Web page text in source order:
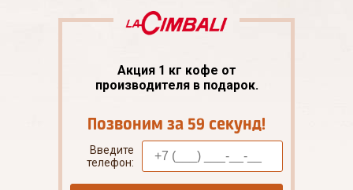
Акция 1 кг кофе от
производителя в подарок.
Позвоним за 59 секунд!
Введите
телефон: